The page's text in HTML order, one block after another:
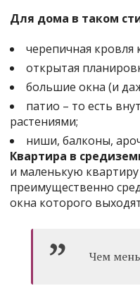
Для дома в таком
черепичная кровля
открытая
большие окна (и
патио – то есть
растениями;
ниши, балконы,
Квартира в
и маленькую квартиру
преимущественно
окна которого
Чем